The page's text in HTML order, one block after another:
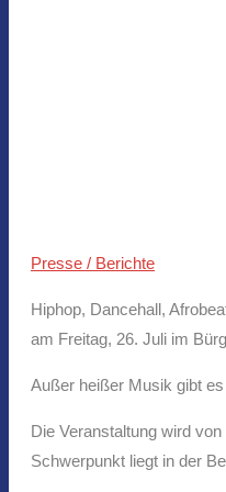
Presse / Berichte
Hiphop, Dancehall,
am Freitag, 26. Juli im
Außer heißer Musik gibt
Die Veranstaltung wird
Schwerpunkt liegt in der